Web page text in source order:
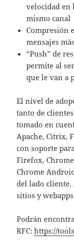
velocidad en
mismo canal
Compresión
mensajes
“Push” de
permite al
que le van a
El nivel de
tanto de
tomado en
Apache, Citrix,
con soporte
Firefox,
Chrome
del lado cliente.
sitios y
Podrán
RFC:https://